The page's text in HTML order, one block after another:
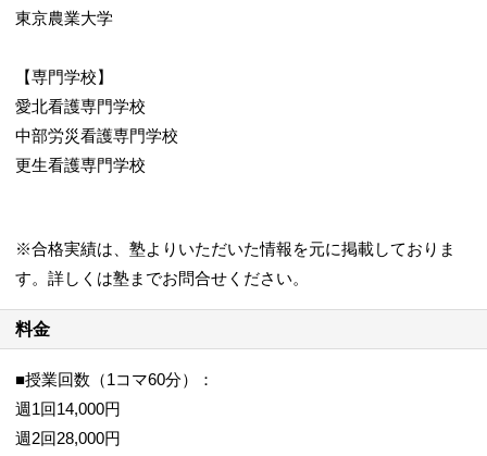
県内外問わず、大学の資料も揃っています。
東京農業大学
【専門学校】
愛北看護専門学校
中部労災看護専門学校
更生看護専門学校
※合格実績は、塾よりいただいた情報を元に掲載しておりま
す。詳しくは塾までお問合せください。
料金
■授業回数（1コマ60分）：
週1回14,000円
週2回28,000円